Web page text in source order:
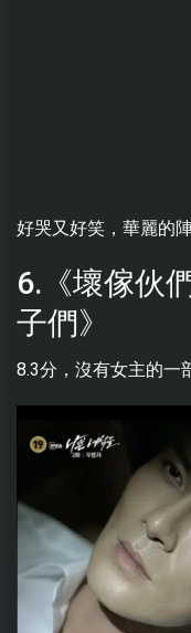
好哭又好笑，華麗的
6.《壞傢伙
子們》
8.3分，沒有女主的一